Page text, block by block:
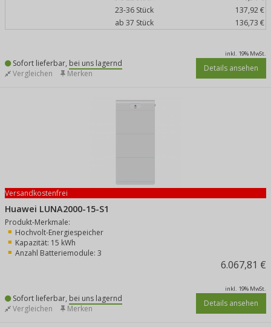
23-36 Stück
137,92 €
ab 37 Stück
136,73 €
inkl. 19% MwSt.
Sofort lieferbar, bei uns lagernd Details ansehen
Vergleichen Merken
Versandkostenfrei
Huawei LUNA2000-15-S1
Produkt-Merkmale:
Hochvolt-Energiespeicher
Kapazität: 15 kWh
Anzahl Batteriemodule: 3
6.067,81 €
inkl. 19% MwSt.
Sofort lieferbar, bei uns lagernd Details ansehen
Vergleichen Merken